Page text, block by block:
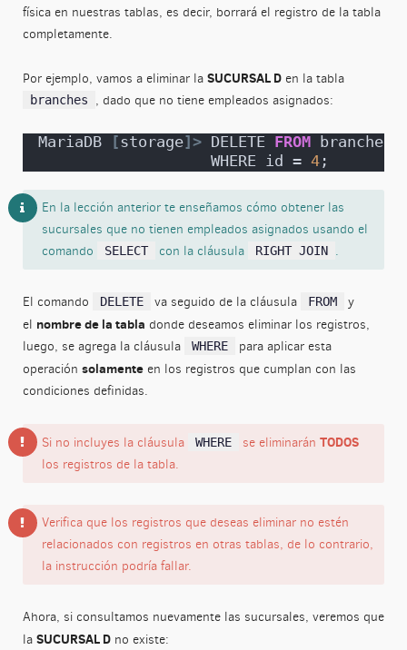
física en nuestras tablas, es decir, borrará el registro de la tabla
completamente.
Por ejemplo, vamos a eliminar la SUCURSAL Den la tabla
branches , dado que no tiene empleados asignados:
MariaDB [storage]> DELETE FROM branches
                   WHERE id =
4;
En la lección anterior te enseñamos cómo obtener las
sucursales que no tienen empleados asignados usando el
comando
SELECT con la cláusula RIGHT JOIN .
El comando DELETE va seguido de la cláusula FROM
y
el nombre de la tabla donde deseamos eliminar los registros,
luego, se agrega la cláusula
WHERE
para aplicar esta
operación solamenteen los registros que cumplan con las
condiciones definidas.
Si no incluyes la cláusula WHERE se eliminaránTODOS
los registros de la tabla.
Verifica que los registros que deseas eliminar no estén
relacionados con registros en otras tablas, de lo contrario,
la instrucción podría fallar.
Ahora, si consultamos nuevamente las sucursales, veremos que
la SUCURSAL Dno existe: